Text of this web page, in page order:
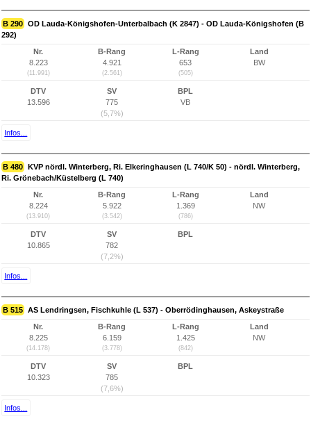
B 290 OD Lauda-Königshofen-Unterbalbach (K 2847) - OD Lauda-Königshofen (B
292)
Nr.
8.223
(11.991)
B-Rang
4.921
(2.561)
L-Rang
653
(505)
Land
BW
DTV
13.596
SV
775
(5,7%)
BPL
VB
Infos...
B 480 KVP nördl. Winterberg, Ri. Elkeringhausen (L 740/K 50) - nördl. Winterberg,
Ri. Grönebach/Küstelberg (L 740)
Nr.
8.224
(13.910)
B-Rang
5.922
(3.542)
L-Rang
1.369
(786)
Land
NW
DTV
10.865
SV
782
(7,2%)
BPL
Infos...
B 515 AS Lendringsen, Fischkuhle (L 537) - Oberrödinghausen, Askeystraße
Nr.
8.225
(14.178)
B-Rang
6.159
(3.778)
L-Rang
1.425
(842)
Land
NW
DTV
10.323
SV
785
(7,6%)
BPL
Infos...